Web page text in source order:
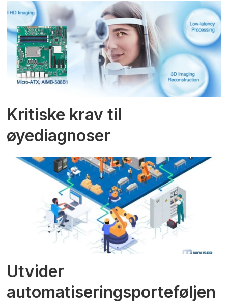
Kritiske krav til
øyediagnoser
Utvider
automatiseringsporteføljen